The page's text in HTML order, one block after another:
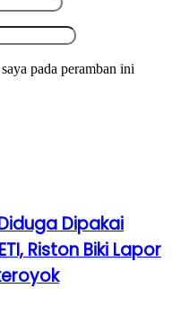
pada peramban ini
Dipakai
Riston Biki Lapor